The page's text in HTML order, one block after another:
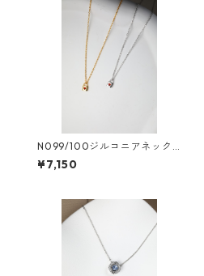
N099/100ジルコニアネック
レス
¥7,150